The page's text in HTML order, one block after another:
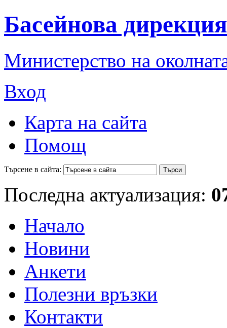
Басейнова
Министерство на
Вход
Карта на сайта
Помощ
Търсене в сайта:
Последна актуализация:
Начало
Новини
Анкети
Полезни връзки
Контакти